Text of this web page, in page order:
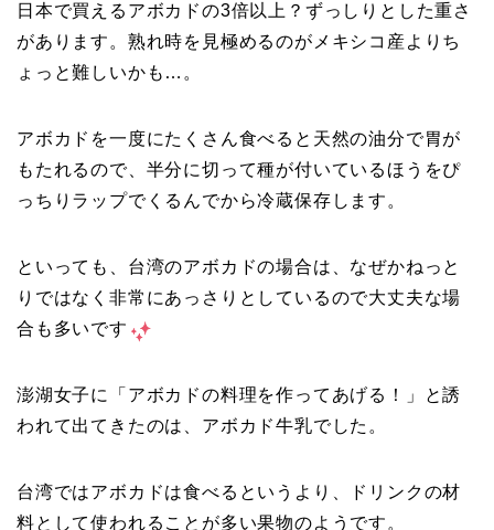
日本で買えるアボカドの3倍以上？ずっしりとした重さ
があります。熟れ時を見極めるのがメキシコ産よりち
ょっと難しいかも…。
アボカドを一度にたくさん食べると天然の油分で胃が
もたれるので、半分に切って種が付いているほうをぴ
っちりラップでくるんでから冷蔵保存します。
といっても、台湾のアボカドの場合は、なぜかねっと
りではなく非常にあっさりとしているので大丈夫な場
合も多いです
澎湖女子に「アボカドの料理を作ってあげる！」と誘
われて出てきたのは、アボカド牛乳でした。
台湾ではアボカドは食べるというより、ドリンクの材
料として使われることが多い果物のようです。